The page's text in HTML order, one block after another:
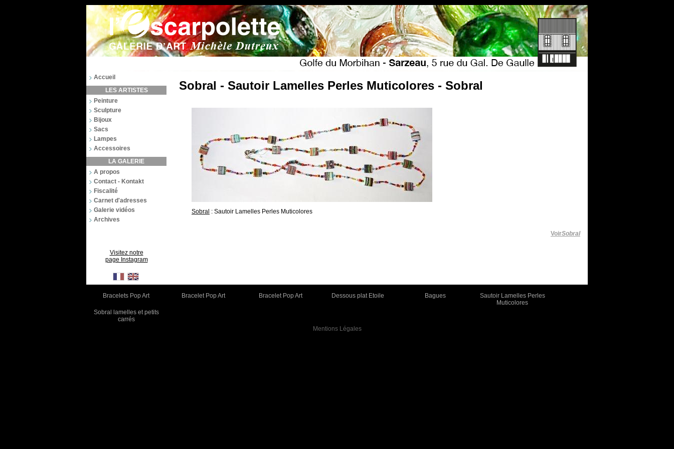
Accueil
LES ARTISTES
Peinture
Sculpture
Bijoux
Sacs
Lampes
Accessoires
LA GALERIE
A propos
Contact - Kontakt
Fiscalité
Carnet d'adresses
Galerie vidéos
Archives
Visitez notre
page Instagram
Sobral - Sautoir Lamelles Perles Muticolores - Sobral
Sobral : Sautoir Lamelles Perles Muticolores
VoirSobral
Bracelets Pop Art Bracelet Pop Art Bracelet Pop Art Dessous plat Etoile Bagues
Sautoir Lamelles Perles
Muticolores
Sobral lamelles et petits
carrés
Mentions Légales